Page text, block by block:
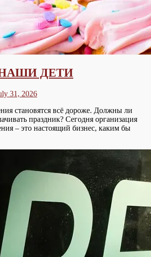
ДЕТИ
31, 2026
становятся всё дороже. Должны ли
праздник? Сегодня организация
– это настоящий бизнес, каким бы